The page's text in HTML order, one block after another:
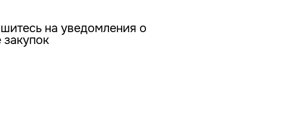
на уведомления о
закупок